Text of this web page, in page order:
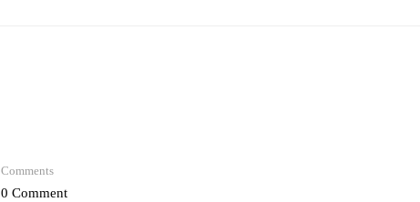
Comments
0 Comment